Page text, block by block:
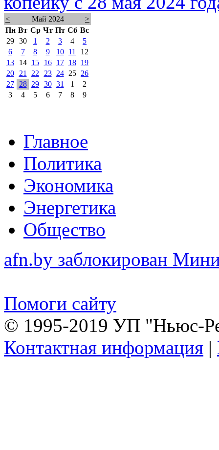
< Май 2024
>
Пн Вт Ср Чт Пт Сб Вс
29 30 1 2 3 4
5
6
7 8 9 10 11
12
13
14 15 16 17 18
19
20
21 22 23 24 25
26
27
28 29 30 31 1
2
3
4 5 6 7 8 9
Главное
Политика
Экономика
Энергетика
Общество
afn.by заблокирован
Помоги сайту
© 1995-2019 УП "Ньюс-
Контактная информация |